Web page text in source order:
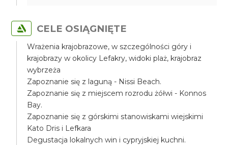
CELE OSIĄGNIĘTE
Wrażenia krajobrazowe, w szczególności góry i
krajobrazy w okolicy Lefakry, widoki plaż, krajobraz
wybrzeża
Zapoznanie się z laguną - Nissi Beach.
Zapoznanie się z miejscem rozrodu żółwi - Konnos
Bay.
Zapoznanie się z górskimi stanowiskami wiejskimi
Kato Dris i Lefkara
Degustacja lokalnych win i cypryjskiej kuchni.